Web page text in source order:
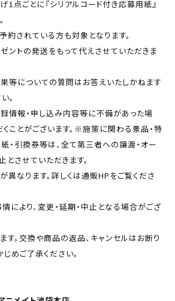
点ごとに『シリアルコード付き応募用紙』
されている方も対象となります。
ントの発送をもって代えさせていただきま
等についての質問はお答えいたしかねます
。
報・申し込み内容等に不備があった場
ことがございます。※施策に関わる景品・特
・引換券等は、全て第三者への譲渡・オー
させていただきます。
なります。詳しくは通販HPをご覧くださ
より、変更・延期・中止となる場合がござ
。交換や商品の返品、キャンセルはお断り
めご了承ください。